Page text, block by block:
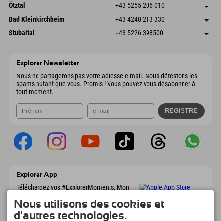
Autriche
Réservation
Freizeitpark 10
Autriche
Enregistrer l'adresse
Réservation
Ötztal +43 5255 206 010
Gscheat 14
6441 Umhausen
Autriche
Enregistrer l'adresse
Informations d'arrivée
Réservation
Bad Kleinkirchheim +43 4240 213 330
Dorfstraße 24
Enregistrer l'adresse
Stubaital +43 5226 398500
Explorer Newsletter
Nous ne partagerons pas votre adresse e-mail. Nous détestons les
spams autant que vous. Promis ! Vous pouvez vous désabonner à
tout moment.
Explorer App
Téléchargez vos #ExplorerMoments, Mon
réservations, liste de choses à faire, aperçu
des restaurants et bien plus encore.
Téléchargez-le maintenant !
Nous utilisons des cookies et
d'autres technologies.